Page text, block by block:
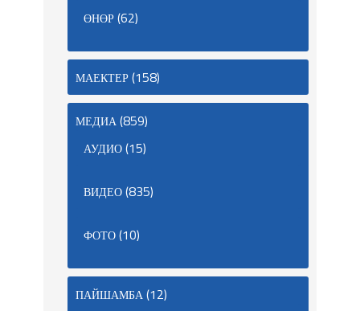
ӨНӨР(62)
МАЕКТЕР(158)
МЕДИА(859)
АУДИО(15)
ВИДЕО(835)
ФОТО(10)
ПАЙШАМБА(12)